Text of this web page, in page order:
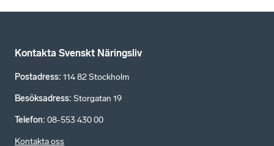
Kontakta Svenskt Näringsliv
Postadress: 114 82 Stockholm
Besöksadress: Storgatan 19
Telefon: 08-553 430 00
Kontakta oss